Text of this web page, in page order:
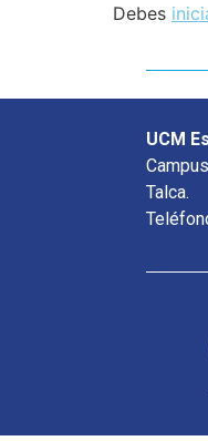
Debes
UCM
Talca.